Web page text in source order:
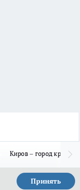
Киров – город
Принять